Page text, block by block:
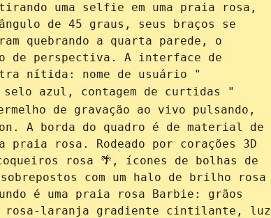
uma selfie em uma praia rosa,
de 45 graus, seus braços se
quebrando a quarta parede, o
de perspectiva. A interface de
nítida: nome de usuário "
azul, contagem de curtidas "
de gravação ao vivo pulsando,
A borda do quadro é de material de
rosa. Rodeado por corações 3D
rosa 🌴, ícones de bolhas de
com um halo de brilho rosa
é uma praia rosa Barbie: grãos
laranja gradiente cintilante, luz